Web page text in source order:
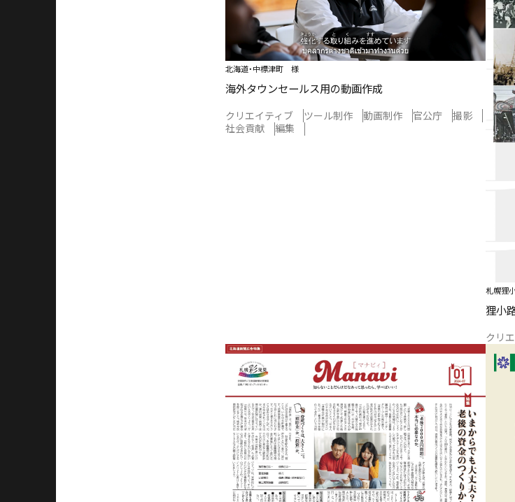
北海道・中標津町 様
海外タウンセールス用の動画作成
クリエイティブ ツール制作 動画制作 官公庁
撮影
社会貢献
編集
札幌狸
狸小
クリ